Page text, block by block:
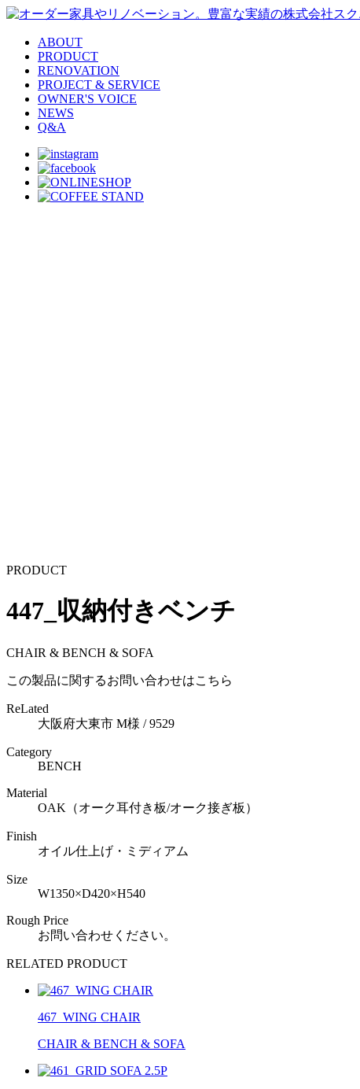
ABOUT
PRODUCT
RENOVATION
PROJECT & SERVICE
OWNER'S VOICE
NEWS
Q&A
PRODUCT
447_収納付きベンチ
CHAIR & BENCH & SOFA
この製品に関するお問い合わせはこちら
ReLated
大阪府大東市 M様 / 9529
Category
BENCH
Material
OAK（オーク耳付き板/オーク接ぎ板）
Finish
オイル仕上げ・ミディアム
Size
W1350×D420×H540
Rough Price
お問い合わせください。
RELATED PRODUCT
467_WING CHAIR
CHAIR & BENCH & SOFA